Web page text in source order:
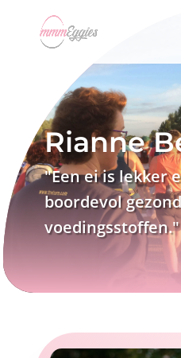
Rianne
"Een ei is lekker
boordevol
voedingsstoffen."